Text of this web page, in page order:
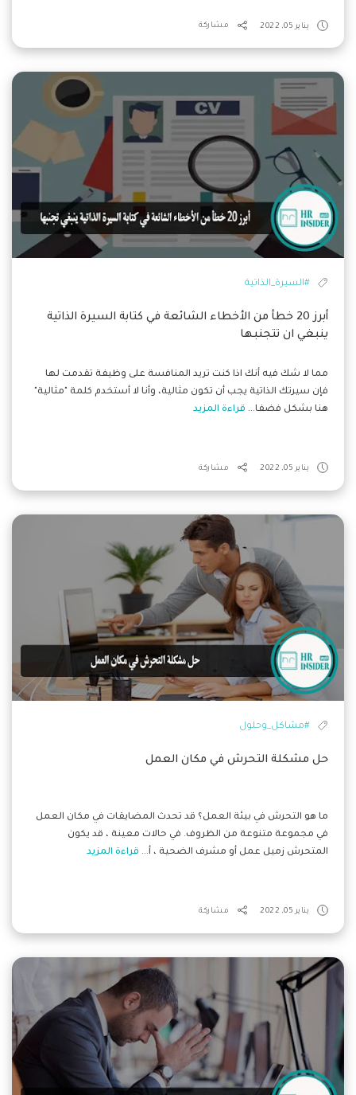
يناير 05, 2022 مشاركة
#السيرة_الذاتية
أبرز 20 خطأ من الأخطاء الشائعة في كتابة السيرة الذاتية
ينبغي ان تتجنبها
مما لا شك فيه أنك اذا كنت تريد المنافسة على وظيفة تقدمت لها
فإن سيرتك الذاتية يجب أن تكون مثالية، وأنا لا أستخدم كلمة "مثالية"
هنا بشكل فضفا... قراءة المزيد
يناير 05, 2022 مشاركة
#مشاكل_وحلول
حل مشكلة التحرش في مكان العمل
ما هو التحرش في بيئة العمل؟ قد تحدث المضايقات في مكان العمل
في مجموعة متنوعة من الظروف. في حالات معينة ، قد يكون
المتحرش زميل عمل أو مشرف الضحية ، أ... قراءة المزيد
يناير 05, 2022 مشاركة